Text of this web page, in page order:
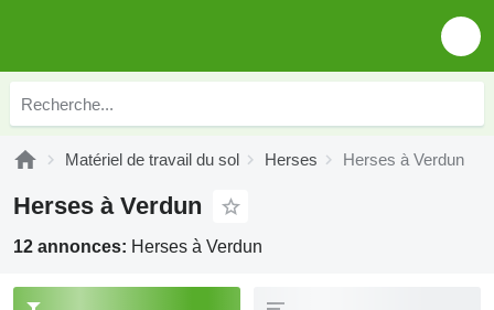
Matériel de travail du sol Herses Herses à Verdun
Herses à Verdun
12 annonces: Herses à Verdun